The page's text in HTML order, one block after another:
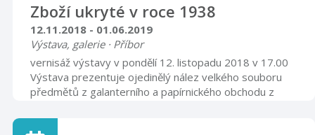
Zboží ukryté v roce 1938
12.11.2018 - 01.06.2019
Výstava, galerie · Příbor
vernisáž výstavy v pondělí 12. listopadu 2018 v 17.00
Výstava prezentuje ojedinělý nález velkého souboru
předmětů z galanterního a papírnického obchodu z
sklepě domu č. 16 v Příboře. Majitelé obchodu se